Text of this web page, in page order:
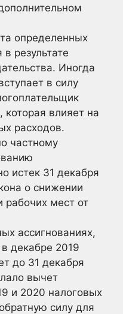
определенных
результате
Иногда
в силу
влияет на
расходов.
частному
истек 31 декабря
о снижении
рабочих мест от
ассигнованиях,
декабре 2019
до 31 декабря
вычет
и 2020 налоговых
силу для